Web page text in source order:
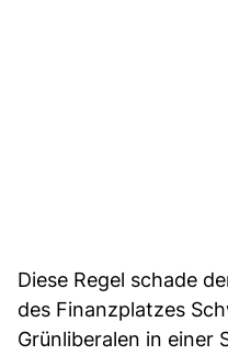
Diese Regel schade
des Finanzplatzes
Grünliberalen in einer